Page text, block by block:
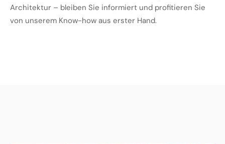
Architektur – bleiben Sie informiert und profitieren Sie
von unserem Know-how aus erster Hand.